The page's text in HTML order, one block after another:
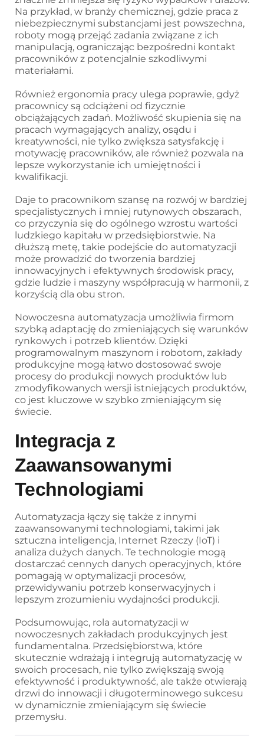
Na przykład, w branży chemicznej, gdzie praca z
niebezpiecznymi substancjami jest powszechna,
roboty mogą przejąć zadania związane z ich
manipulacją, ograniczając bezpośredni kontakt
pracowników z potencjalnie szkodliwymi
materiałami.
Również ergonomia pracy ulega poprawie, gdyż
pracownicy są odciążeni od fizycznie
obciążających zadań. Możliwość skupienia się na
pracach wymagających analizy, osądu i
kreatywności, nie tylko zwiększa satysfakcję i
motywację pracowników, ale również pozwala na
lepsze wykorzystanie ich umiejętności i
kwalifikacji.
Daje to pracownikom szansę na rozwój w bardziej
specjalistycznych i mniej rutynowych obszarach,
co przyczynia się do ogólnego wzrostu wartości
ludzkiego kapitału w przedsiębiorstwie. Na
dłuższą metę, takie podejście do automatyzacji
może prowadzić do tworzenia bardziej
innowacyjnych i efektywnych środowisk pracy,
gdzie ludzie i maszyny współpracują w harmonii, z
korzyścią dla obu stron.
Nowoczesna automatyzacja umożliwia firmom
szybką adaptację do zmieniających się warunków
rynkowych i potrzeb klientów. Dzięki
programowalnym maszynom i robotom, zakłady
produkcyjne mogą łatwo dostosować swoje
procesy do produkcji nowych produktów lub
zmodyfikowanych wersji istniejących produktów,
co jest kluczowe w szybko zmieniającym się
świecie.
Integracja z
Zaawansowanymi
Technologiami
Automatyzacja łączy się także z innymi
zaawansowanymi technologiami, takimi jak
sztuczna inteligencja, Internet Rzeczy (IoT) i
analiza dużych danych. Te technologie mogą
dostarczać cennych danych operacyjnych, które
pomagają w optymalizacji procesów,
przewidywaniu potrzeb konserwacyjnych i
lepszym zrozumieniu wydajności produkcji.
Podsumowując, rola automatyzacji w
nowoczesnych zakładach produkcyjnych jest
fundamentalna. Przedsiębiorstwa, które
skutecznie wdrażają i integrują automatyzację w
swoich procesach, nie tylko zwiększają swoją
efektywność i produktywność, ale także otwierają
drzwi do innowacji i długoterminowego sukcesu
w dynamicznie zmieniającym się świecie
przemysłu.